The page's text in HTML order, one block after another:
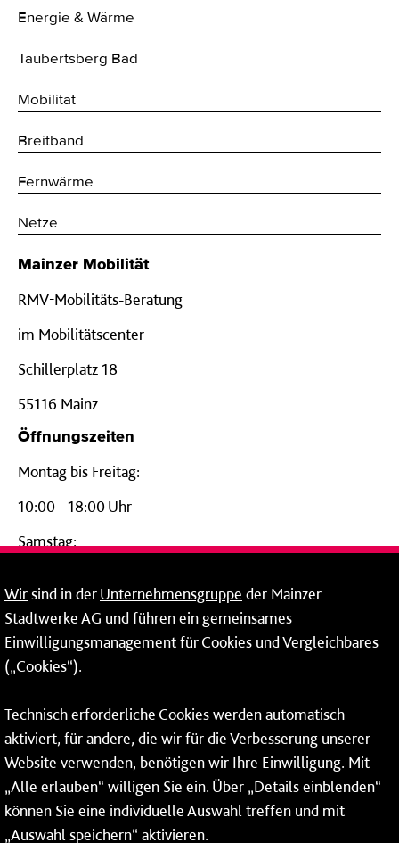
Energie & Wärme
Taubertsberg Bad
Mobilität
Breitband
Fernwärme
Netze
Mainzer Mobilität
RMV-Mobilitäts-Beratung
im Mobilitätscenter
Schillerplatz 18
55116 Mainz
Öffnungszeiten
Montag bis Freitag:
10:00 - 18:00 Uhr
Samstag:
24-Stunden-Telefon*
06131 – 12 77 77
Fax: 06131 – 12 66 66
* Montags bis freitags bis 7 und ab 18 Uhr sowie an
Wochenenden und Feiertagen ganztags werden Ihre
Anrufe je nach Themenauswahl an ein Callcenter des
RMV oder von nextbike weitergeleitet. Dort erhalten Sie
ausschließlich Auskünfte zum Fahrplan bzw. zu
Wirsind in derUnternehmensgruppe der Mainzer
Stadtwerke AG und führen ein gemeinsames
Einwilligungsmanagement für Cookies und Vergleichbares
(„Cookies“).
Technisch erforderliche Cookies werden automatisch
aktiviert, für andere, die wir für die Verbesserung unserer
Website verwenden, benötigen wir Ihre Einwilligung. Mit
„Alle erlauben“ willigen Sie ein. Über „Details einblenden“
können Sie eine individuelle Auswahl treffen und mit
„Auswahl speichern“ aktivieren.